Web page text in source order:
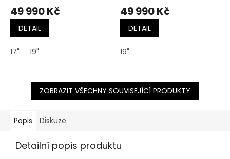
49 990 Kč
DETAIL
17" 19"
49 990 Kč
DETAIL
19"
ZOBRAZIT VŠECHNY SOUVISEJÍCÍ PRODUKTY
Popis Diskuze
Detailní popis produktu